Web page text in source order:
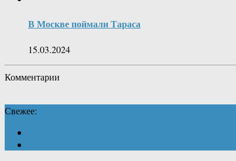
В Москве поймали Тараса
15.03.2024
Комментарии
Свежее: